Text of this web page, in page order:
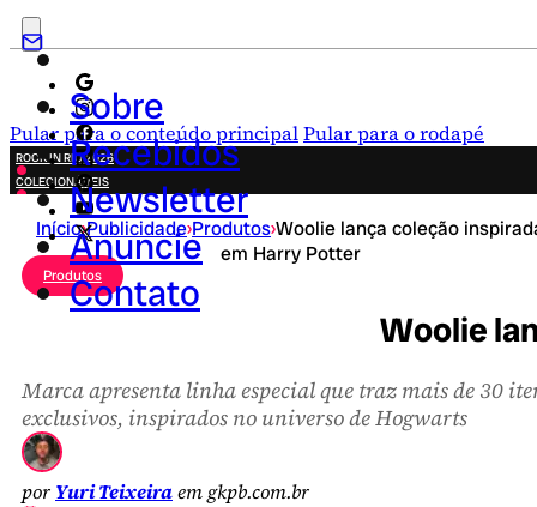
Pular para o conteúdo principalPular para o rodapé
Sobre
Recebidos
Newsletter
Anuncie
Contato
ROCK IN RIO 2026
COLECIONÁVEIS
FESTA JUNINA
NOVIDADES
CAMPANHAS CRIATIVAS
Início›Publicidade›Produtos›Woolie lança coleção
em Harry Potter
Produtos
Woolie
Marca apresenta linha especial que traz mais de 30
exclusivos, inspirados no universo de Hogwarts
por Yuri Teixeiraem gkpb.com.br